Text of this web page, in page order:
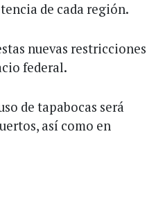
de cada región.
nuevas restricciones
federal.
de tapabocas será
así como en